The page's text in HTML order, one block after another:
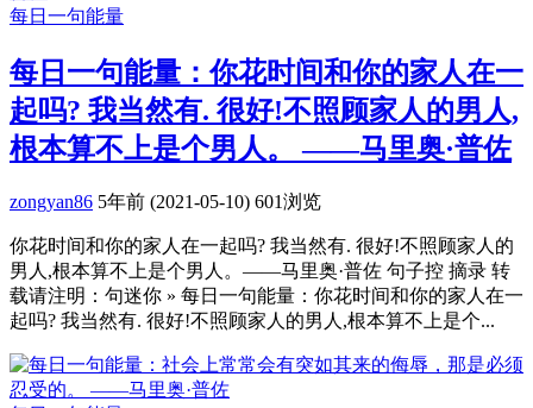
每日一句能量
每日一句能量：你花时间和你的家人在一
起吗? 我当然有. 很好!不照顾家人的男人,
根本算不上是个男人。 ——马里奥·普佐
zongyan86 5年前 (2021-05-10) 601浏览
你花时间和你的家人在一起吗? 我当然有. 很好!不照顾家人的
男人,根本算不上是个男人。——马里奥·普佐 句子控 摘录 转
载请注明：句迷你 » 每日一句能量：你花时间和你的家人在一
起吗? 我当然有. 很好!不照顾家人的男人,根本算不上是个...